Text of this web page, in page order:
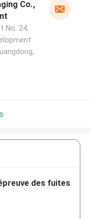
Co.,
No. 24,
des fuites